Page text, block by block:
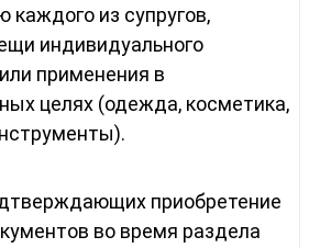
каждого из супругов,
индивидуального
применения в
целях (одежда, косметика,
приобретение
во время раздела